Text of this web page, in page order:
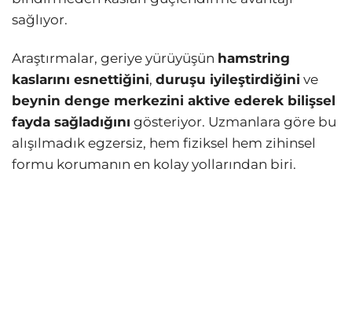
sağlıyor.
Araştırmalar, geriye yürüyüşün hamstring
kaslarını esnettiğini, duruşu iyileştirdiğini ve
beynin denge merkezini aktive ederek bilişsel
fayda sağladığını gösteriyor. Uzmanlara göre bu
alışılmadık egzersiz, hem fiziksel hem zihinsel
formu korumanın en kolay yollarından biri.